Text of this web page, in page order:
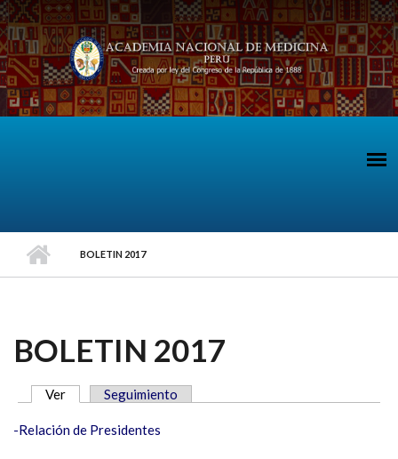
Pasar al contenido principal
BOLETIN 2017
BOLETIN 2017
SOLAPAS PRINCIPALES
Ver (solapa activa)
Seguimiento
-Relación de Presidentes